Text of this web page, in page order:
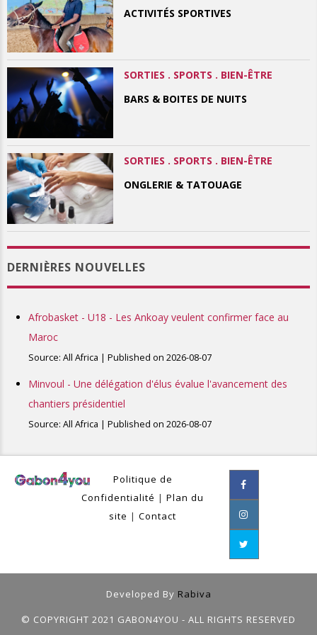
ACTIVITÉS SPORTIVES
SORTIES . SPORTS . BIEN-ÊTRE
BARS & BOITES DE NUITS
SORTIES . SPORTS . BIEN-ÊTRE
ONGLERIE & TATOUAGE
DERNIÈRES NOUVELLES
Afrobasket - U18 - Les Ankoay veulent confirmer face au
Maroc
Source: All Africa Published on 2026-08-07
Minvoul - Une délégation d'élus évalue l'avancement des
chantiers présidentiel
Source: All Africa Published on 2026-08-07
Politique de
Confidentialité | Plan du
site | Contact
Developed By Rabiva
© COPYRIGHT 2021 GABON4YOU - ALL RIGHTS RESERVED